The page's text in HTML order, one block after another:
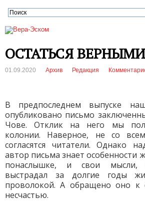
ОСТАТЬСЯ
01.09.2020 Архив Редакция
В предпоследнем выпуске
опубликовано письмо
Чове. Отклик на него мы
колонии. Наверное, не со
согласятся читатели. Однако
автор письма знает особенности
понаслышке, и свои мысли,
выстрадал за долгие годы
проволокой. А обращено оно к
несчастью.